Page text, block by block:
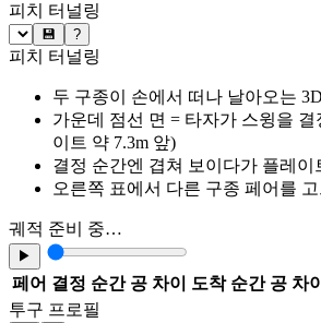
피치 터널링
💾 ?
피치 터널링
두 구종이 손에서 떠나 날아오는
가운데 점선 면 = 타자가 스윙을 결
이트 약 7.3m 앞)
결정 순간엔 겹쳐 보이다가 플레이
오른쪽 표에서 다른 구종 페어를
궤적 준비 중…
▶
페어 결정 순간 공 차이 도착 순간 공 차이
투구 프로필